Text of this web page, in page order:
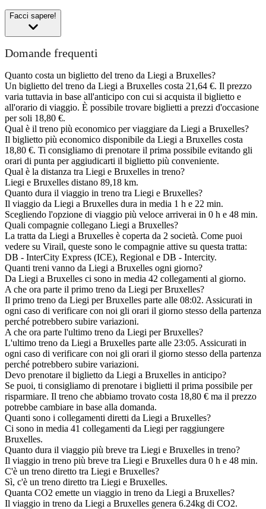
Facci sapere!
Domande frequenti
Quanto costa un biglietto del treno da Liegi a Bruxelles?
Un biglietto del treno da Liegi a Bruxelles costa 21,64 €. Il prezzo
varia tuttavia in base all'anticipo con cui si acquista il biglietto e
all'orario di viaggio. È possibile trovare biglietti a prezzi d'occasione
per soli 18,80 €.
Qual è il treno più economico per viaggiare da Liegi a Bruxelles?
Il biglietto più economico disponibile da Liegi a Bruxelles costa
18,80 €. Ti consigliamo di prenotare il prima possibile evitando gli
orari di punta per aggiudicarti il biglietto più conveniente.
Qual è la distanza tra Liegi e Bruxelles in treno?
Liegi e Bruxelles distano 89,18 km.
Quanto dura il viaggio in treno tra Liegi e Bruxelles?
Il viaggio da Liegi a Bruxelles dura in media 1 h e 22 min.
Scegliendo l'opzione di viaggio più veloce arriverai in 0 h e 48 min.
Quali compagnie collegano Liegi a Bruxelles?
La tratta da Liegi a Bruxelles è coperta da 2 società. Come puoi
vedere su Virail, queste sono le compagnie attive su questa tratta:
DB - InterCity Express (ICE), Regional e DB - Intercity.
Quanti treni vanno da Liegi a Bruxelles ogni giorno?
Da Liegi a Bruxelles ci sono in media 42 collegamenti al giorno.
A che ora parte il primo treno da Liegi per Bruxelles?
Il primo treno da Liegi per Bruxelles parte alle 08:02. Assicurati in
ogni caso di verificare con noi gli orari il giorno stesso della partenza
perché potrebbero subire variazioni.
A che ora parte l'ultimo treno da Liegi per Bruxelles?
L'ultimo treno da Liegi a Bruxelles parte alle 23:05. Assicurati in
ogni caso di verificare con noi gli orari il giorno stesso della partenza
perché potrebbero subire variazioni.
Devo prenotare il biglietto da Liegi a Bruxelles in anticipo?
Se puoi, ti consigliamo di prenotare i biglietti il prima possibile per
risparmiare. Il treno che abbiamo trovato costa 18,80 € ma il prezzo
potrebbe cambiare in base alla domanda.
Quanti sono i collegamenti diretti da Liegi a Bruxelles?
Ci sono in media 41 collegamenti da Liegi per raggiungere
Bruxelles.
Quanto dura il viaggio più breve tra Liegi e Bruxelles in treno?
Il viaggio in treno più breve tra Liegi e Bruxelles dura 0 h e 48 min.
C'è un treno diretto tra Liegi e Bruxelles?
Sì, c'è un treno diretto tra Liegi e Bruxelles.
Quanta CO2 emette un viaggio in treno da Liegi a Bruxelles?
Il viaggio in treno da Liegi a Bruxelles genera 6.24kg di CO2.